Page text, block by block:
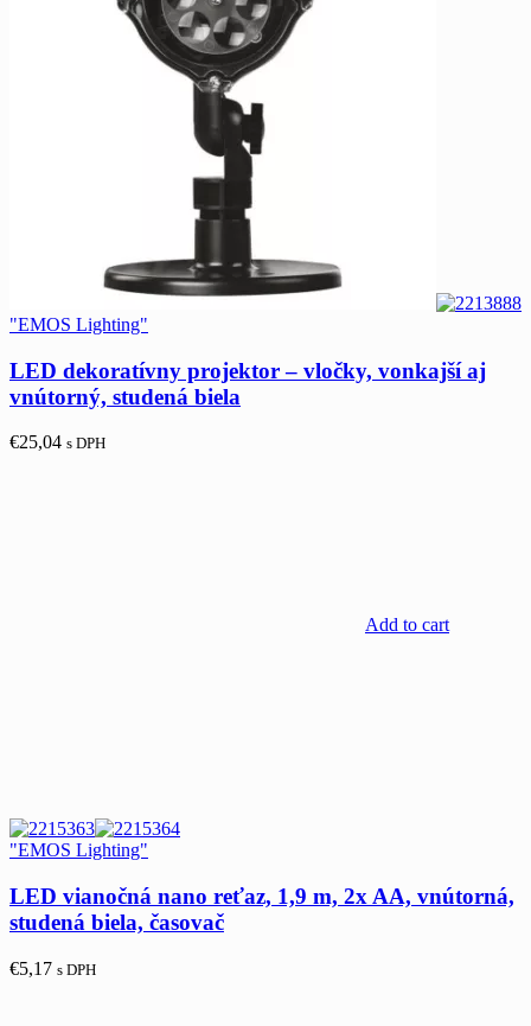
"EMOS Lighting"
LED dekoratívny projektor – vločky, vonkajší aj
vnútorný, studená biela
€25,04 s DPH
Add to cart
"EMOS Lighting"
LED vianočná nano reťaz, 1,9 m, 2x AA, vnútorná,
studená biela, časovač
€5,17 s DPH